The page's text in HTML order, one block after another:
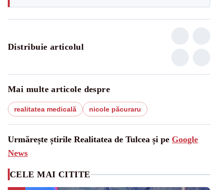
Distribuie articolul
Mai multe articole despre
realitatea medicală nicole păcuraru
Urmărește știrile Realitatea de Tulcea și pe Google
News
CELE MAI CITITE